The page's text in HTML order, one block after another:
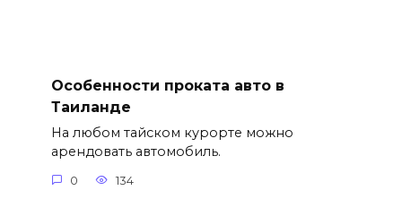
Особенности проката авто в
Таиланде
На любом тайском курорте можно
арендовать автомобиль.
0 134